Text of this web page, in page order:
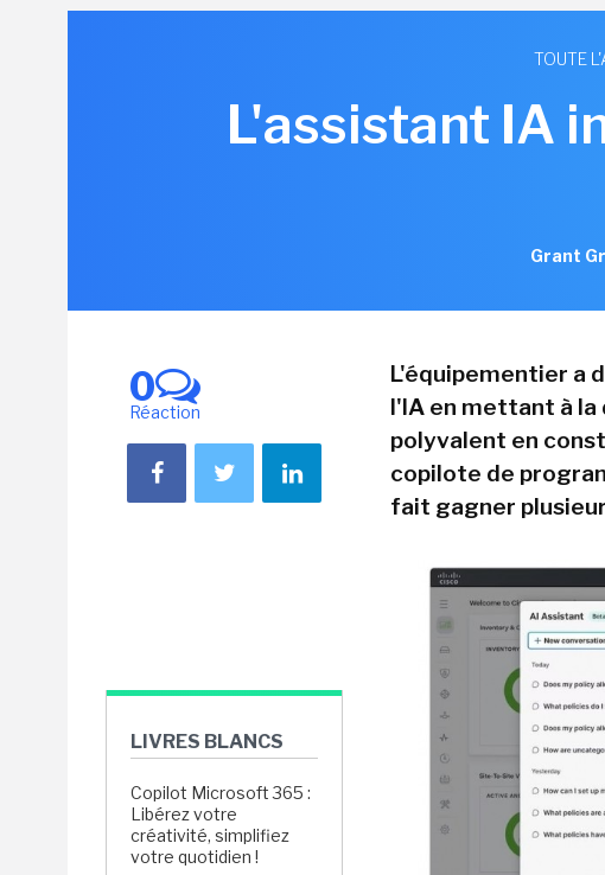
TOUTE
L'assistant IA
Grant
0
Réaction
LIVRES BLANCS
Copilot Microsoft 365 :
Libérez votre
créativité, simplifiez
votre quotidien !
L'équipementier a
l'IA en mettant à la
polyvalent en
copilote de
fait gagner